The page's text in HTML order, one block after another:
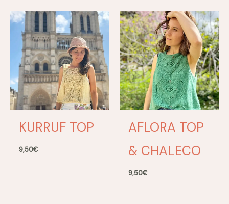
KURRUF TOP
9,50€
AFLORA TOP
& CHALECO
9,50€